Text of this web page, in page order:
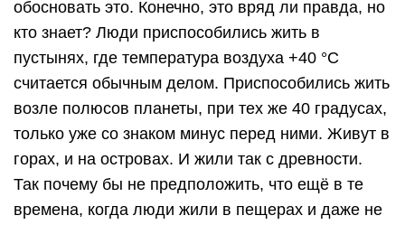
обосновать это. Конечно, это вряд ли правда, но
кто знает? Люди приспособились жить в
пустынях, где температура воздуха +40 °С
считается обычным делом. Приспособились жить
возле полюсов планеты, при тех же 40 градусах,
только уже со знаком минус перед ними. Живут в
горах, и на островах. И жили так с древности.
Так почему бы не предположить, что ещё в те
времена, когда люди жили в пещерах и даже не